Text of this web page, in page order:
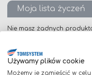
Moja lista życzeń
Nie masz żadnych
Używamy plików cookie
Możemy je zamieścić w